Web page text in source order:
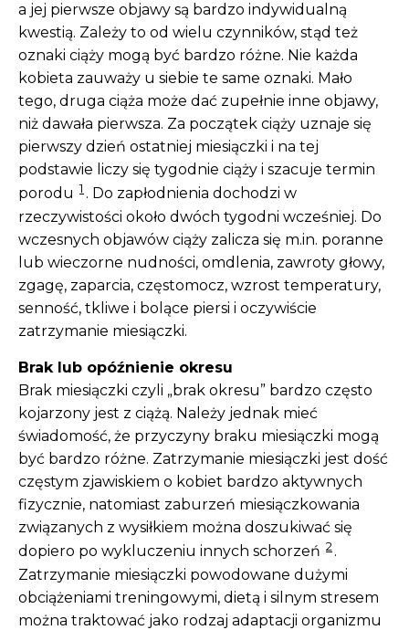
a jej pierwsze objawy są bardzo indywidualną
kwestią. Zależy to od wielu czynników, stąd też
oznaki ciąży mogą być bardzo różne. Nie każda
kobieta zauważy u siebie te same oznaki. Mało
tego, druga ciąża może dać zupełnie inne objawy,
niż dawała pierwsza. Za początek ciąży uznaje się
pierwszy dzień ostatniej miesiączki i na tej
podstawie liczy się tygodnie ciąży i szacuje termin
porodu 1 . Do zapłodnienia dochodzi w
rzeczywistości około dwóch tygodni wcześniej. Do
wczesnych objawów ciąży zalicza się m.in. poranne
lub wieczorne nudności, omdlenia, zawroty głowy,
zgagę, zaparcia, częstomocz, wzrost temperatury,
senność, tkliwe i bolące piersi i oczywiście
zatrzymanie miesiączki.
Brak lub opóźnienie okresu
Brak miesiączki czyli „brak okresu” bardzo często
kojarzony jest z ciążą. Należy jednak mieć
świadomość, że przyczyny braku miesiączki mogą
być bardzo różne. Zatrzymanie miesiączki jest dość
częstym zjawiskiem o kobiet bardzo aktywnych
fizycznie, natomiast zaburzeń miesiączkowania
związanych z wysiłkiem można doszukiwać się
dopiero po wykluczeniu innych schorzeń 2.
Zatrzymanie miesiączki powodowane dużymi
obciążeniami treningowymi, dietą i silnym stresem
można traktować jako rodzaj adaptacji organizmu